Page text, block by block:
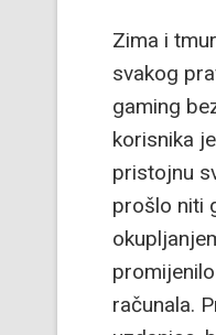
Zima i
svakog
gaming
korisnika
pristojnu
prošlo niti
računala.